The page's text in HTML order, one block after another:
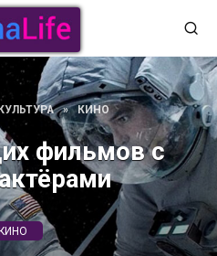
» КИНО
фильмов с